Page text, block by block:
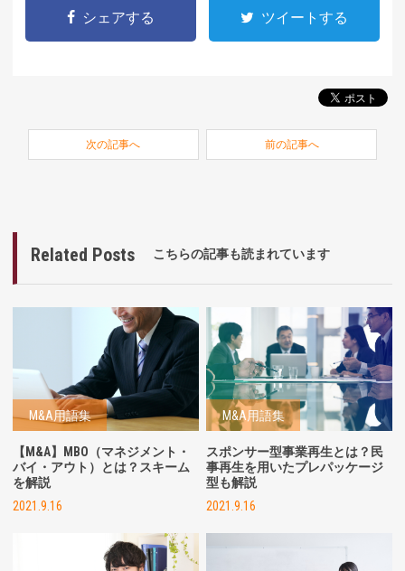
シェアする ツイートする
次の記事へ 前の記事へ
Related Posts こちらの記事も読まれています
M&A用語集
【M&A】MBO（マネジメント・
バイ・アウト）とは？スキーム
を解説
2021.9.16
M&A用語集
スポンサー型事業再生とは？民
事再生を用いたプレパッケージ
型も解説
2021.9.16